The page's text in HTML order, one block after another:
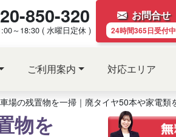
ご利用案内 対応エリア
850-320
～18:30 ( 水曜日定休 )
お問合せ
24時間365日受付中
場の残置物を一掃｜廃タイヤ50本や家電
物を